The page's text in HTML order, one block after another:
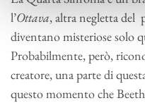
l’Ottava, altra negletta del
diventano misteriose solo
Probabilmente, però,
creatore, una parte di
questo momento che